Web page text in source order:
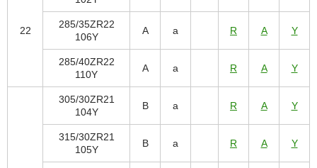
22
285/35ZR22
106Y
A a R A Y
285/40ZR22
110Y
A a R A Y
305/30ZR21
104Y
B a R A Y
315/30ZR21
105Y
B a R A Y